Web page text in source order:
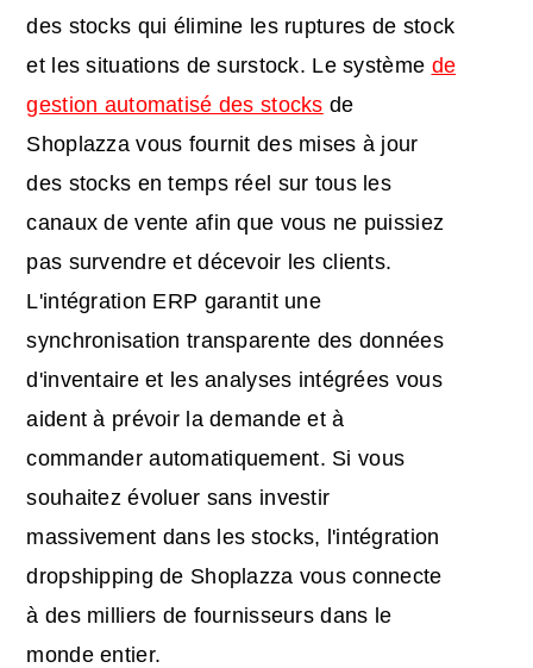
des stocks qui élimine les ruptures de stock
et les situations de surstock. Le système de
gestion automatisé des stocks de
Shoplazza vous fournit des mises à jour
des stocks en temps réel sur tous les
canaux de vente afin que vous ne puissiez
pas survendre et décevoir les clients.
L'intégration ERP garantit une
synchronisation transparente des données
d'inventaire et les analyses intégrées vous
aident à prévoir la demande et à
commander automatiquement. Si vous
souhaitez évoluer sans investir
massivement dans les stocks, l'intégration
dropshipping de Shoplazza vous connecte
à des milliers de fournisseurs dans le
monde entier.